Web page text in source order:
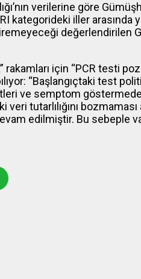
verilerine göre
kategorideki iller
değerlendirilen
rakamları için “PCR testi
“Başlangıçtaki test
ve semptom
veri tutarlılığını
edilmiştir. Bu sebeple